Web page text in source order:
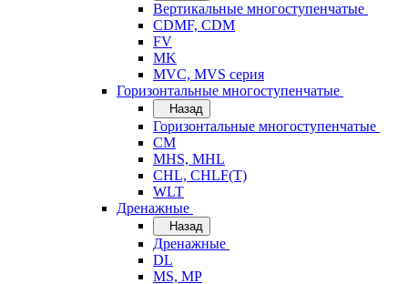
Вертикальные многоступенчатые
CDMF, CDM
FV
MK
MVC, MVS серия
Горизонтальные многоступенчатые
Назад
Горизонтальные многоступенчатые
CM
MHS, MHL
CHL, CHLF(T)
WLT
Дренажные
Назад
Дренажные
DL
MS, MP